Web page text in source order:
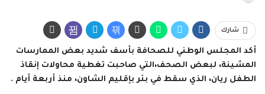
شارك
أكد المجلس الوطني للصحافة بأسف شديد بعض الممارسات
المشينة، لبعض الصحف،التي صاحبت تغطية محاولات إنقاذ
الطفل ريان، الذي سقط في بئر بإقليم الشاون، منذ أربعة أيام .